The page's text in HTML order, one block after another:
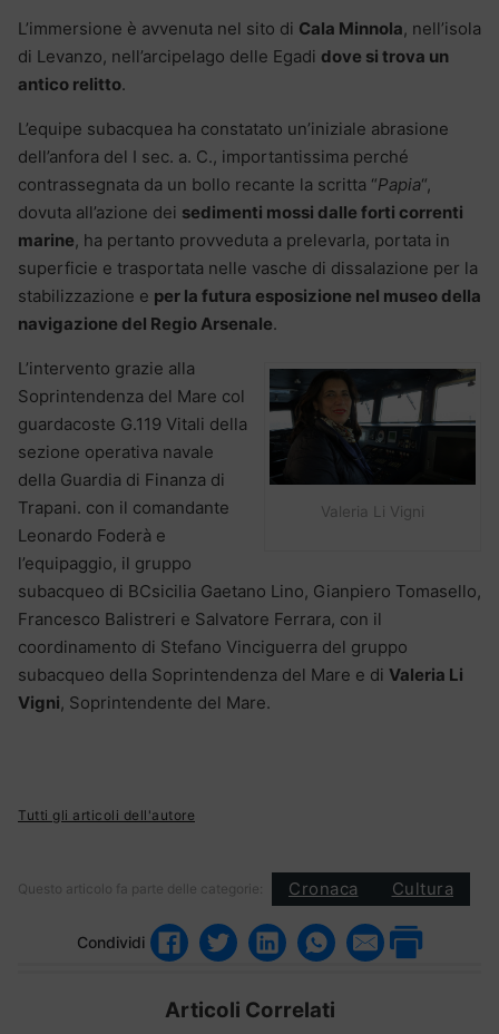
L’immersione è avvenuta nel sito di Cala Minnola, nell’isola
di Levanzo, nell’arcipelago delle Egadi dove si trova un
antico relitto.
L’equipe subacquea ha constatato un’iniziale abrasione
dell’anfora del I sec. a. C., importantissima perché
contrassegnata da un bollo recante la scritta “Papia“,
dovuta all’azione dei sedimenti mossi dalle forti correnti
marine, ha pertanto provveduta a prelevarla, portata in
superficie e trasportata nelle vasche di dissalazione per la
stabilizzazione e per la futura esposizione nel museo della
navigazione del Regio Arsenale.
Valeria Li Vigni
L’intervento grazie alla
Soprintendenza del Mare col
guardacoste G.119 Vitali della
sezione operativa navale
della Guardia di Finanza di
Trapani. con il comandante
Leonardo Foderà e
l’equipaggio, il gruppo
subacqueo di BCsicilia Gaetano Lino, Gianpiero Tomasello,
Francesco Balistreri e Salvatore Ferrara, con il
coordinamento di Stefano Vinciguerra del gruppo
subacqueo della Soprintendenza del Mare e di Valeria Li
Vigni, Soprintendente del Mare.
Tutti gli articoli dell'autore
Questo articolo fa parte delle categorie: Cronaca Cultura
Condividi
Articoli Correlati